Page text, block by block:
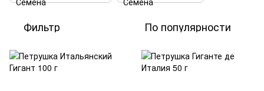
Фильтр По популярности